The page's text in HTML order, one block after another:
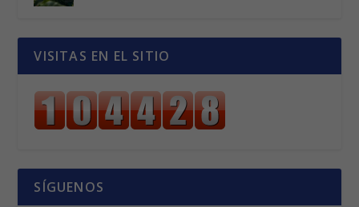
VISITAS EN EL SITIO
SÍGUENOS